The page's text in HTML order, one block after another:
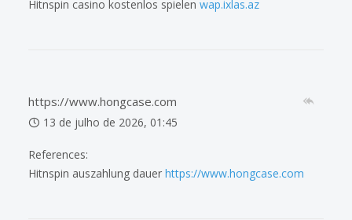
Hitnspin casino kostenlos spielen wap.ixlas.az
https://www.hongcase.com
13 de julho de 2026, 01:45
References:
Hitnspin auszahlung dauer https://www.hongcase.com